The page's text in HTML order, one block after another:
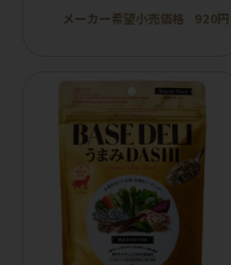
メーカー希望小売価格 920円